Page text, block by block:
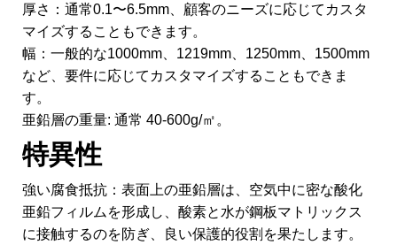
厚さ：通常0.1〜6.5mm、顧客のニーズに応じてカスタ
マイズすることもできます。
幅：一般的な1000mm、1219mm、1250mm、1500mm
など、要件に応じてカスタマイズすることもできま
す。
亜鉛層の重量: 通常 40-600g/㎡。
特異性
強い腐食抵抗：表面上の亜鉛層は、空気中に密な酸化
亜鉛フィルムを形成し、酸素と水が鋼板マトリックス
に接触するのを防ぎ、良い保護的役割を果たします。